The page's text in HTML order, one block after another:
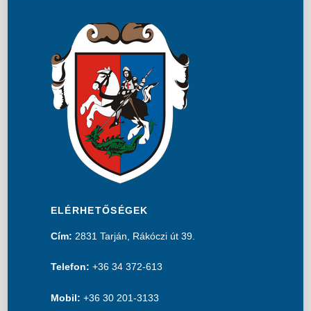
ELÉRHETŐSÉGEK
Cím: 2831 Tarján, Rákóczi út 39.
Telefon: +36 34 372-613
Mobil: +36 30 201-3133